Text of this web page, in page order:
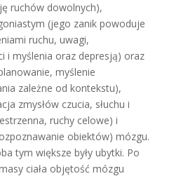
ruchów dowolnych),
(jego zanik powoduje
ruchu, uwagi,
i myślenia oraz depresją) oraz
myślenie
zależne od kontekstu),
zmysłów czucia, słuchu i
ruchy celowe) i
obiektów) mózgu.
tym większe były ubytki. Po
ciała objętość mózgu